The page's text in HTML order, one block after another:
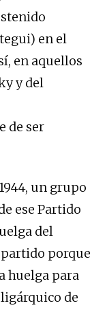
en el
en aquellos
y del
de ser
un grupo
ese Partido
del
porque
huelga para
de